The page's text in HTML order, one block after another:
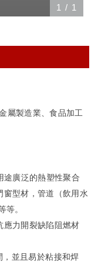
1 / 1
屬製造業、食品加工
途廣泛的熱塑性聚合
窗型材，管道（飲用水
等。
應力開裂缺陷阻燃材
並且易於粘接和焊